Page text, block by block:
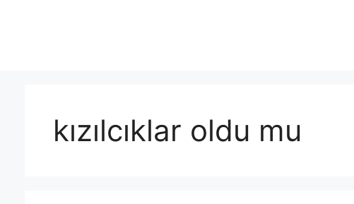
kızılcıklar oldu mu